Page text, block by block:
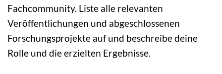
Fachcommunity. Liste alle relevanten
Veröffentlichungen und abgeschlossenen
Forschungsprojekte auf und beschreibe deine
Rolle und die erzielten Ergebnisse.